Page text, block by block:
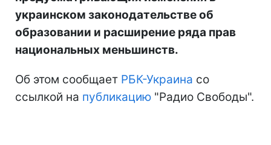
украинском законодательстве об
образовании и расширение ряда прав
национальных меньшинств.
Об этом сообщает РБК-Украина со
ссылкой на публикацию "Радио Свободы".